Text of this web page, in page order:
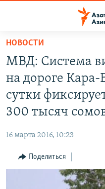
Вернуться
основному
содержанию
главной
Вернутся
поиску
КЫРГЫЗСТАН
УЗБЕКИСТАН
НОВОСТИ
ВОЙНА В УКРАИНЕ
НА ДРУГИХ ЯЗЫКАХ
КЫРГЫЗЧА
ЎЗБЕКЧА
ПОДПИШИТЕСЬ НА НАС В
Все сайты РСЕ/РС
НОВОСТИ
МВД: Система
на дороге
сутки
300 тысяч
16 марта 2016, 10:23
Поделиться